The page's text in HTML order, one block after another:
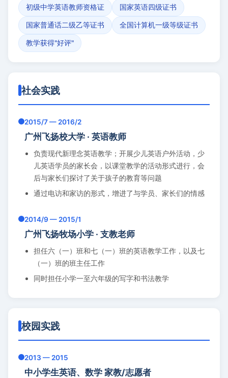
初级中学英语教师资格证 国家英语四级证书
国家普通话二级乙等证书 全国计算机一级等级证书
教学获得"好评"
社会实践
2015/7 — 2016/2
广州飞扬校大学 · 英语教师
负责现代新理念英语教学；开展少儿英语户外活动，少
儿英语学员的家长会，以课堂教学的活动形式进行，会
后与家长们探讨了关于孩子的教育等问题
通过电访和家访的形式，增进了与学员、家长们的情感
2014/9 — 2015/1
广州飞扬牧场小学 · 支教老师
担任六（一）班和七（一）班的英语教学工作，以及七
（一）班的班主任工作
同时担任小学一至六年级的写字和书法教学
校园实践
2013 — 2015
中小学生英语、数学 家教/志愿者